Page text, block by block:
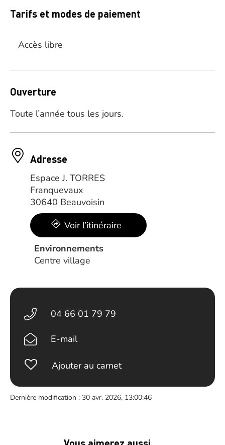
Tarifs et modes de paiement
Accès libre
Ouverture
Toute l’année tous les jours.
Adresse
Espace J. TORRES
Franquevaux
30640 Beauvoisin
Voir l’itinéraire
Environnements
Centre village
04 66 01 79 79
E-mail
Ajouter au carnet
Dernière modification : 30 avr. 2026, 13:00:46